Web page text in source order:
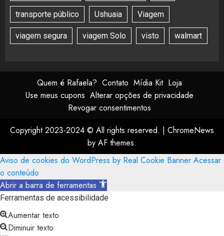
transporte público Ushuaia Viagem
viagem segura viagem Solo visto walmart
Quem é Rafaela? Contato Mídia Kit Loja
Use meus cupons Alterar opções de privacidade
Revogar consentimentos
Copyright 2023-2024 © All rights reserved. | ChromeNews
by AF themes.
Aviso de cookies do WordPress by Real Cookie Banner Acessar
o conteúdo
Abrir a barra de ferramentas
Ferramentas de acessibilidade
Aumentar texto
Diminuir texto